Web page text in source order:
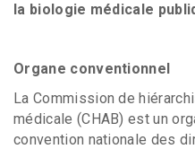
la biologie médicale
Organe conventionnel
La Commission de
médicale (CHAB) est un
convention nationale des